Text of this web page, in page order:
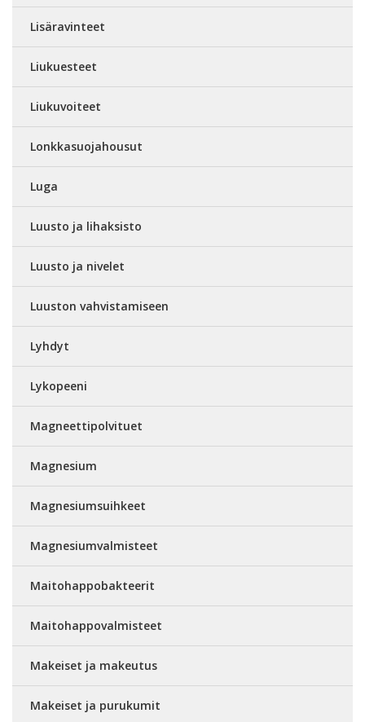
Lisäravinteet
Liukuesteet
Liukuvoiteet
Lonkkasuojahousut
Luga
Luusto ja lihaksisto
Luusto ja nivelet
Luuston vahvistamiseen
Lyhdyt
Lykopeeni
Magneettipolvituet
Magnesium
Magnesiumsuihkeet
Magnesiumvalmisteet
Maitohappobakteerit
Maitohappovalmisteet
Makeiset ja makeutus
Makeiset ja purukumit